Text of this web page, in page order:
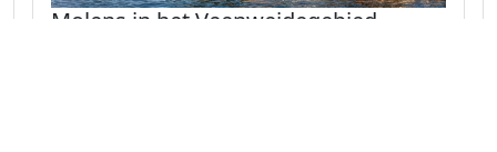
Molens in het Veenweidegebied